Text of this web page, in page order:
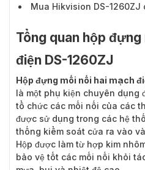
Mua Hikvision DS-
Tổng quan hộp
điện DS-1260ZJ
Hộp đựng mối nối hai mạch
là một phụ kiện chuyên dụng
tổ chức các mối nối của các
được sử dụng trong các hệ
thống kiểm soát cửa ra vào
Hộp được làm từ hợp kim
bảo vệ tốt các mối nối khỏi